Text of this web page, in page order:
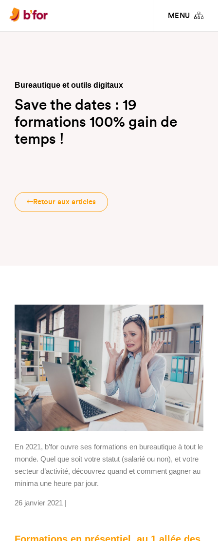
MENU
INFOS PRATIQUES & ARTICLES
DE TEMPS !
Bureautique et outils digitaux
Save the dates : 19
formations 100% gain de
temps !
Retour aux articles
En 2021, b’for ouvre ses formations en bureautique à tout le
monde. Quel que soit votre statut (salarié ou non), et votre
secteur d’activité, découvrez quand et comment gagner au
minima une heure par jour.
26 janvier 2021 |
Formations en présentiel, au 1 allée des